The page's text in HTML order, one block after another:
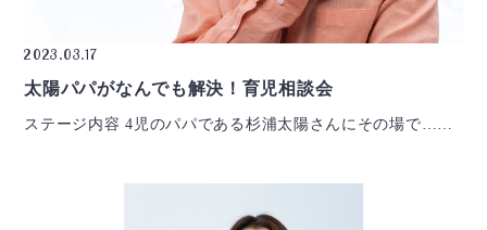
2023.03.17
太陽パパがなんでも解決！育児相談会
ステージ内容 4児のパパである杉浦太陽さんにその場で……